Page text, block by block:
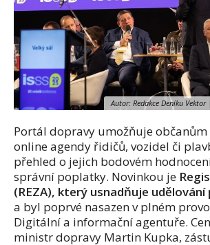
Autor: Redakce Deníku
Portál dopravy umožňuje
online agendy řidičů, vozidel či
přehled o jejich bodovém
správní poplatky. Novinkou je
(REZA), který usnadňuje udělování
a byl poprvé nasazen vplném
Digitální a informační agentuře.
ministr dopravy Martin Kupka,